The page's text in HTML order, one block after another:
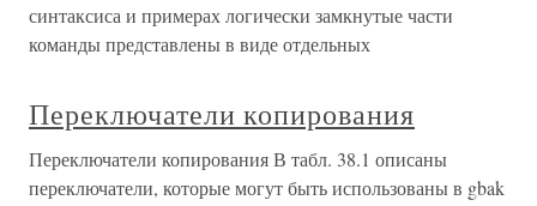
синтаксиса и примерах логически замкнутые части
команды представлены в виде отдельных
Переключатели копирования
Переключатели копирования В табл. 38.1 описаны
переключатели, которые могут быть использованы в gbak